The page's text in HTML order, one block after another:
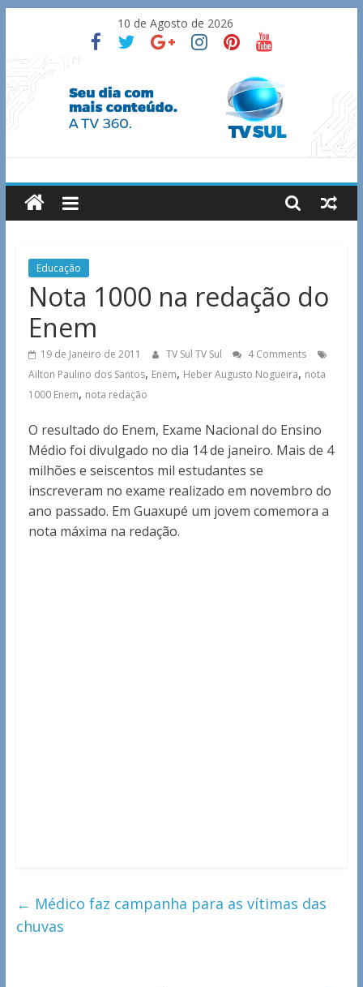
content
10 de Agosto de 2026
TV
Sul
Notícias
Guaxupé
região.
Educação
Nota 1000 na redação do
Enem
19 de Janeiro de 2011 TV Sul TV Sul
4 Comments
Ailton Paulino dos Santos, Enem, Heber Augusto Nogueira, nota
1000 Enem, nota redação
O resultado do Enem, Exame Nacional do Ensino
Médio foi divulgado no dia 14 de janeiro. Mais de 4
milhões e seiscentos mil estudantes se
inscreveram no exame realizado em novembro do
ano passado. Em Guaxupé um jovem comemora a
nota máxima na redação.
← Médico faz campanha para as vítimas das
chuvas